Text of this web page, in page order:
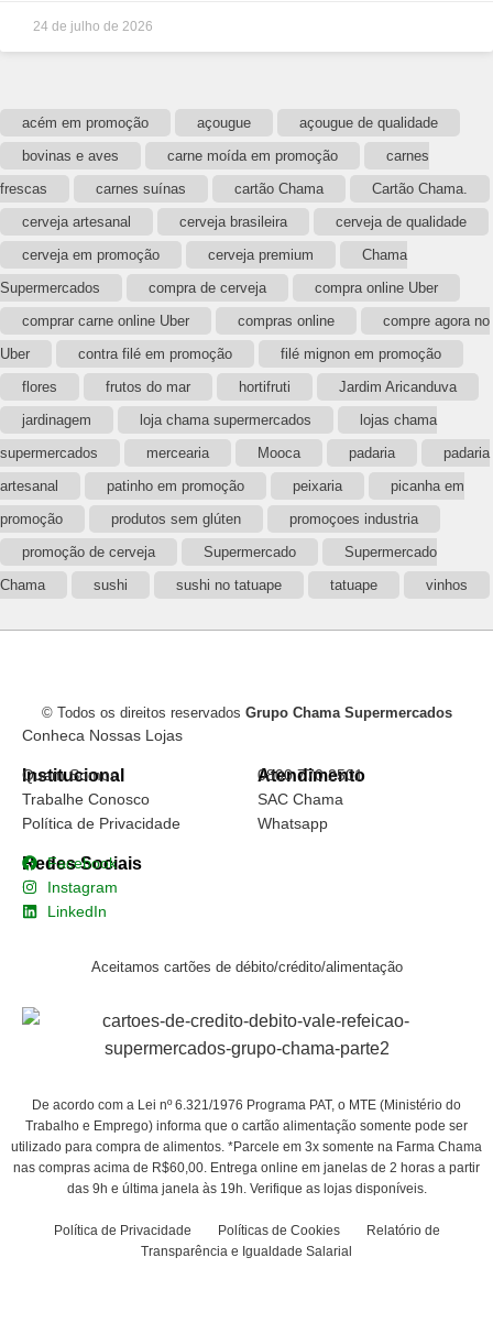
24 de julho de 2026
acém em promoção açougue
açougue de qualidade
bovinas e aves
carne moída em promoção
carnes
frescas
carnes suínas cartão Chama
Cartão Chama.
cerveja artesanal
cerveja brasileira
cerveja de qualidade
cerveja em promoção
cerveja premium
Chama
Supermercados
compra de cerveja
compra online Uber
comprar carne online Uber
compras online
compre agora no
Uber
contra filé em promoção
filé mignon em promoção
flores
frutos do mar hortifruti
Jardim Aricanduva
jardinagem
loja chama supermercados
lojas chama
supermercados
mercearia Mooca padaria
padaria
artesanal
patinho em promoção peixaria
picanha em
promoção
produtos sem glúten
promoçoes industria
promoção de cerveja
Supermercado
Supermercado
Chama
sushi sushi no tatuape tatuape vinhos
© Todos os direitos reservados Grupo Chama Supermercados
Conheca Nossas Lojas
Institucional
Quem Somos
Trabalhe Conosco
Política de Privacidade
Atendimento
0800 770 2501
SAC Chama
Whatsapp
Redes Sociais
Facebook
Instagram
LinkedIn
Aceitamos cartões de débito/crédito/alimentação
De acordo com a Lei nº 6.321/1976 Programa PAT, o MTE (Ministério do
Trabalho e Emprego) informa que o cartão alimentação somente pode ser
utilizado para compra de alimentos. *Parcele em 3x somente na Farma Chama
nas compras acima de R$60,00. Entrega online em janelas de 2 horas a partir
das 9h e última janela às 19h. Verifique as lojas disponíveis.
Política de Privacidade Políticas de Cookies
Relatório de
Transparência e Igualdade Salarial